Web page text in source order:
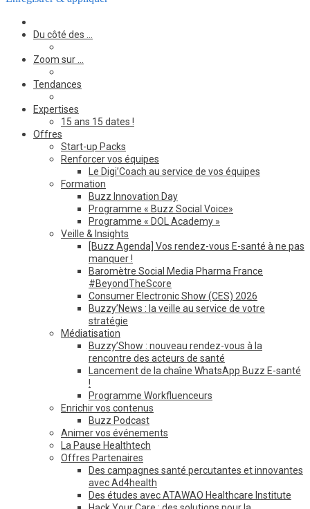
Du côté des …
Zoom sur …
Tendances
Expertises
15 ans 15 dates !
Offres
Start-up Packs
Renforcer vos équipes
Le Digi’Coach au service de vos équipes
Formation
Buzz Innovation Day
Programme « Buzz Social Voice»
Programme « DOL Academy »
Veille & Insights
[Buzz Agenda] Vos rendez-vous E-santé à ne pas
manquer !
Baromètre Social Media Pharma France
#BeyondTheScore
Consumer Electronic Show (CES) 2026
Buzzy’News : la veille au service de votre
stratégie
Médiatisation
Buzzy’Show : nouveau rendez-vous à la
rencontre des acteurs de santé
Lancement de la chaîne WhatsApp Buzz E-santé
!
Programme Workfluenceurs
Enrichir vos contenus
Buzz Podcast
Animer vos événements
La Pause Healthtech
Offres Partenaires
Des campagnes santé percutantes et innovantes
avec Ad4health
Des études avec ATAWAO Healthcare Institute